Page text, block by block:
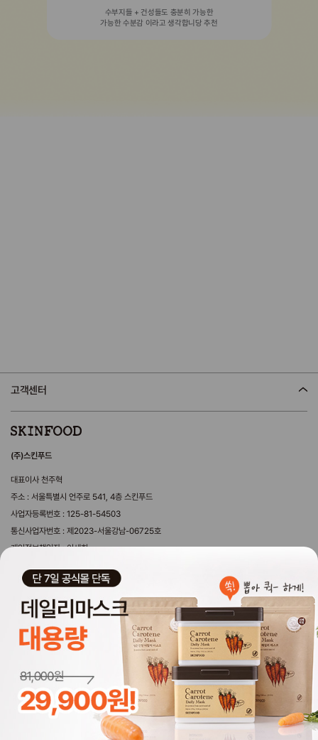
수부지들 + 건성들도 충분히 가능한
가능한 수분감 이라고 생각합니당 추천
고객센터
(주)스킨푸드
대표이사 천주혁
주소 : 서울특별시 언주로 541, 4층 스킨푸드
사업자등록번호 : 125-81-54503
통신사업자번호 : 제2023-서울강남-06725호
개인정보책임자 : 이세희
마케팅제휴문의 sf_mkt@theskinfood.com
국내영업 문의 byeongwoo@theskinfood.com
해외영업 문의 overseas@theskinfood.com
copyrightⓒ2025 SKINFOOD. all rights reserved. Design by 디자인위브.